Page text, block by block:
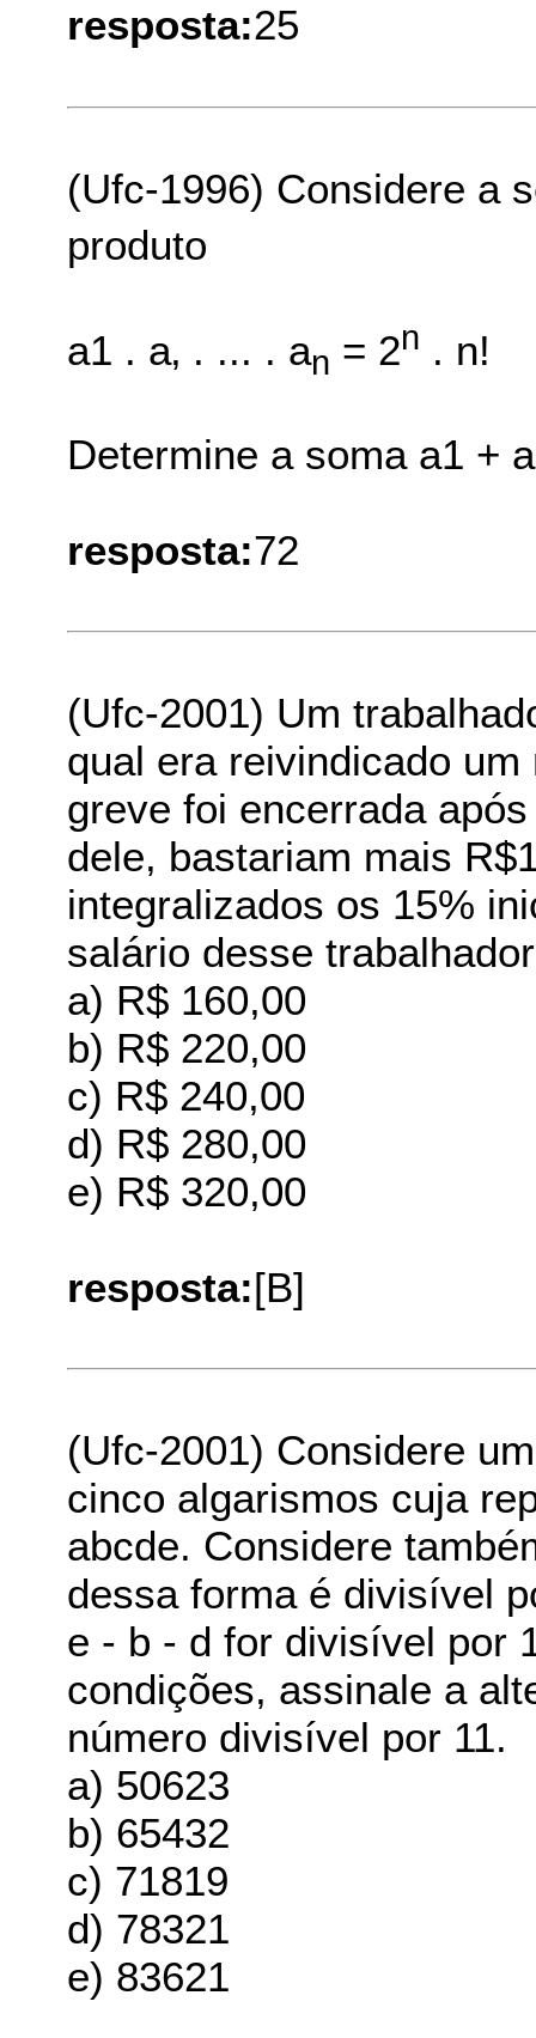
resposta:25
(Ufc-1996) Considere a
produto
a1 . a‚ . ... . an = 2n . n!
Determine a soma a1 +
resposta:72
(Ufc-2001) Um
qual era reivindicado
greve foi encerrada
dele, bastariam mais
integralizados os 15%
salário desse
a) R$ 160,00
b) R$ 220,00
c) R$ 240,00
d) R$ 280,00
e) R$ 320,00
resposta:[B]
(Ufc-2001) Considere
cinco algarismos cuja
abcde. Considere
dessa forma é divisível
e - b - d for divisível por
condições, assinale a
número divisível por 11.
a) 50623
b) 65432
c) 71819
d) 78321
e) 83621